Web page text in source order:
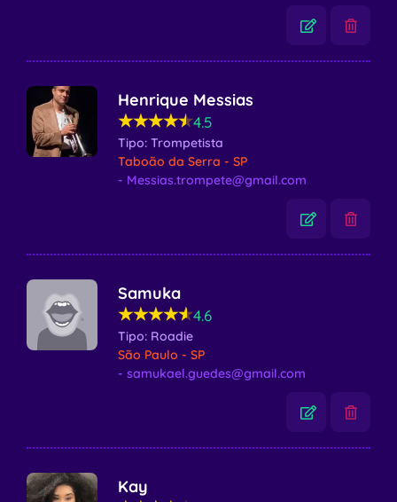
Henrique Messias
★★★★★
★★★★★4.5
Tipo: Trompetista
Taboão da Serra - SP
- Messias.trompete@gmail.com
Samuka
★★★★★
★★★★★4.6
Tipo: Roadie
São Paulo - SP
- samukael.guedes@gmail.com
Kay